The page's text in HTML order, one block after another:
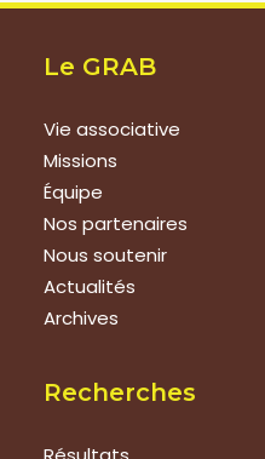
Le GRAB
Vie associative
Missions
Équipe
Nos partenaires
Nous soutenir
Actualités
Archives
Recherches